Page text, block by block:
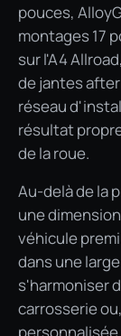
pouces,
montages 17
sur l'A4
de jantes
réseau
résultat
de la roue.
Au-delà de la
une
véhicule
dans une
s'harmoniser
carrosserie